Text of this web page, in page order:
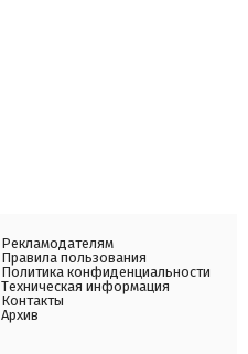
Рекламодателям
Правила пользования
Политика конфиденциальности
Техническая информация
Контакты
Архив